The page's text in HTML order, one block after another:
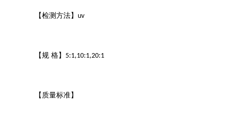
【检测方法】 uv
【规 格】 5:1,10:1,20:1
【质量标准】